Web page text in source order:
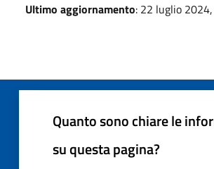
Ultimo aggiornamento: 22 luglio
Quanto sono chiare le
su questa pagina?